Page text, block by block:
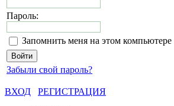
Пароль:
Запомнить меня на этом компьютере
Забыли свой пароль?
ВХОД
РЕГИСТРАЦИЯ